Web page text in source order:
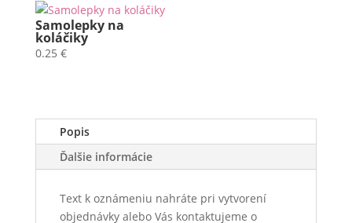
Samolepky na
koláčiky
0.25 €
Popis
Ďalšie informácie
Text k oznámeniu nahráte pri vytvorení
objednávky alebo Vás kontaktujeme o